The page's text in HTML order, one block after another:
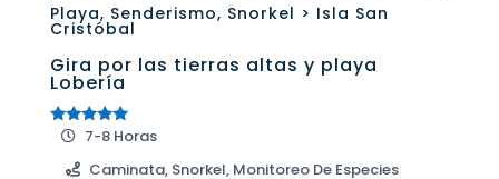
Playa, Senderismo, Snorkel > Isla San
Cristóbal
Gira por las tierras altas y playa
Lobería
Valorado
5.00
7-8 Horas
Caminata, Snorkel, Monitoreo De Especies